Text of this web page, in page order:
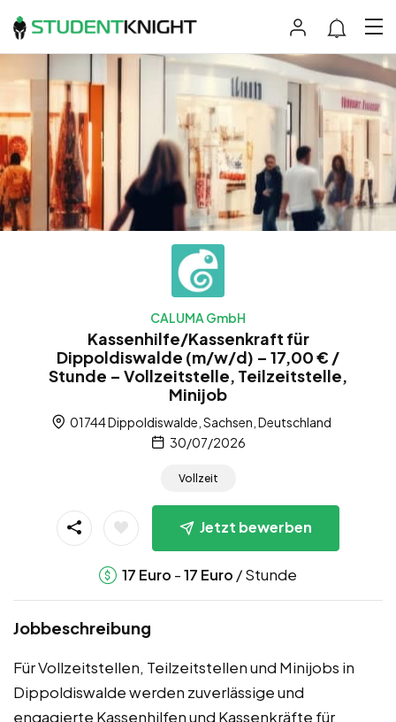
CALUMA GmbH
Kassenhilfe/Kassenkraft für
Dippoldiswalde (m/w/d) – 17,00 € /
Stunde – Vollzeitstelle, Teilzeitstelle,
Minijob
01744 Dippoldiswalde, Sachsen, Deutschland
30/07/2026
Vollzeit
Jetzt bewerben
17 Euro -17 Euro / Stunde
Jobbeschreibung
Für Vollzeitstellen, Teilzeitstellen und Minijobs in
Dippoldiswalde werden zuverlässige und
engagierte Kassenhilfen und Kassenkräfte für